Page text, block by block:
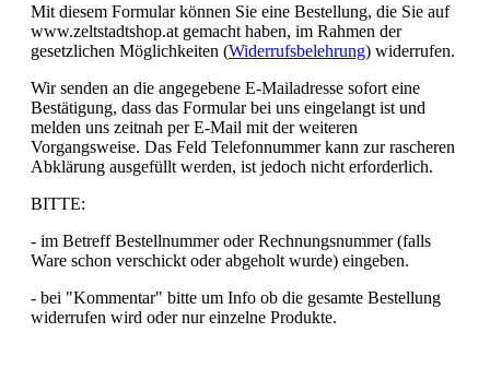
Mit diesem Formular können Sie eine Bestellung, die Sie auf
www.zeltstadtshop.at gemacht haben, im Rahmen der
gesetzlichen Möglichkeiten (Widerrufsbelehrung) widerrufen.
Wir senden an die angegebene E-Mailadresse sofort eine
Bestätigung, dass das Formular bei uns eingelangt ist und
melden uns zeitnah per E-Mail mit der weiteren
Vorgangsweise. Das Feld Telefonnummer kann zur rascheren
Abklärung ausgefüllt werden, ist jedoch nicht erforderlich.
BITTE:
- im Betreff Bestellnummer oder Rechnungsnummer (falls
Ware schon verschickt oder abgeholt wurde) eingeben.
- bei "Kommentar" bitte um Info ob die gesamte Bestellung
widerrufen wird oder nur einzelne Produkte.